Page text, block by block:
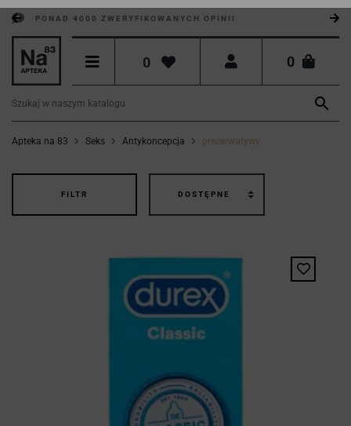
PONAD 4000 ZWERYFIKOWANYCH OPINII
0 0

Apteka na 83 Seks Antykoncepcja prezerwatywy
FILTR